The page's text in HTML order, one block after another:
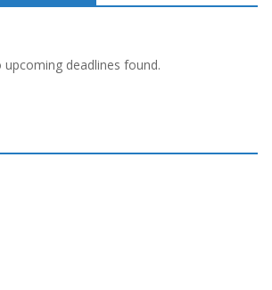
upcoming deadlines found.